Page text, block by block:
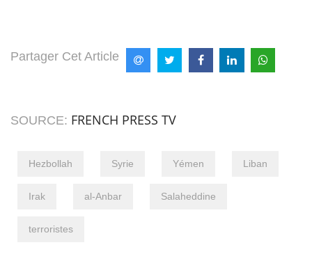
Partager Cet Article
SOURCE: FRENCH PRESS TV
Hezbollah Syrie Yémen Liban
Irak al-Anbar Salaheddine
terroristes